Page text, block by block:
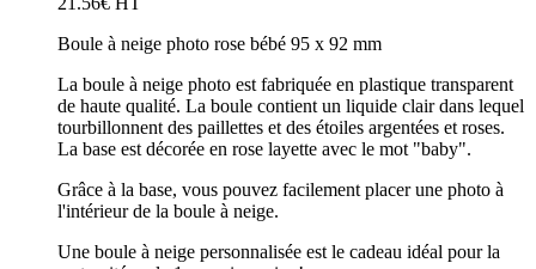
Boule à neige photo rose bébé 95 x 92 mm
La boule à neige photo est fabriquée en plastique transparent
de haute qualité. La boule contient un liquide clair dans lequel
tourbillonnent des paillettes et des étoiles argentées et roses.
La base est décorée en rose layette avec le mot "baby".
Grâce à la base, vous pouvez facilement placer une photo à
l'intérieur de la boule à neige.
Une boule à neige personnalisée est le cadeau idéal pour la